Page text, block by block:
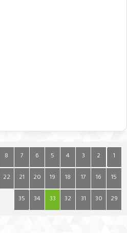
1
2
3
4
5
6
7
8
15
16
17
18
19
20
21
22
29
30
31
32
33
34
35